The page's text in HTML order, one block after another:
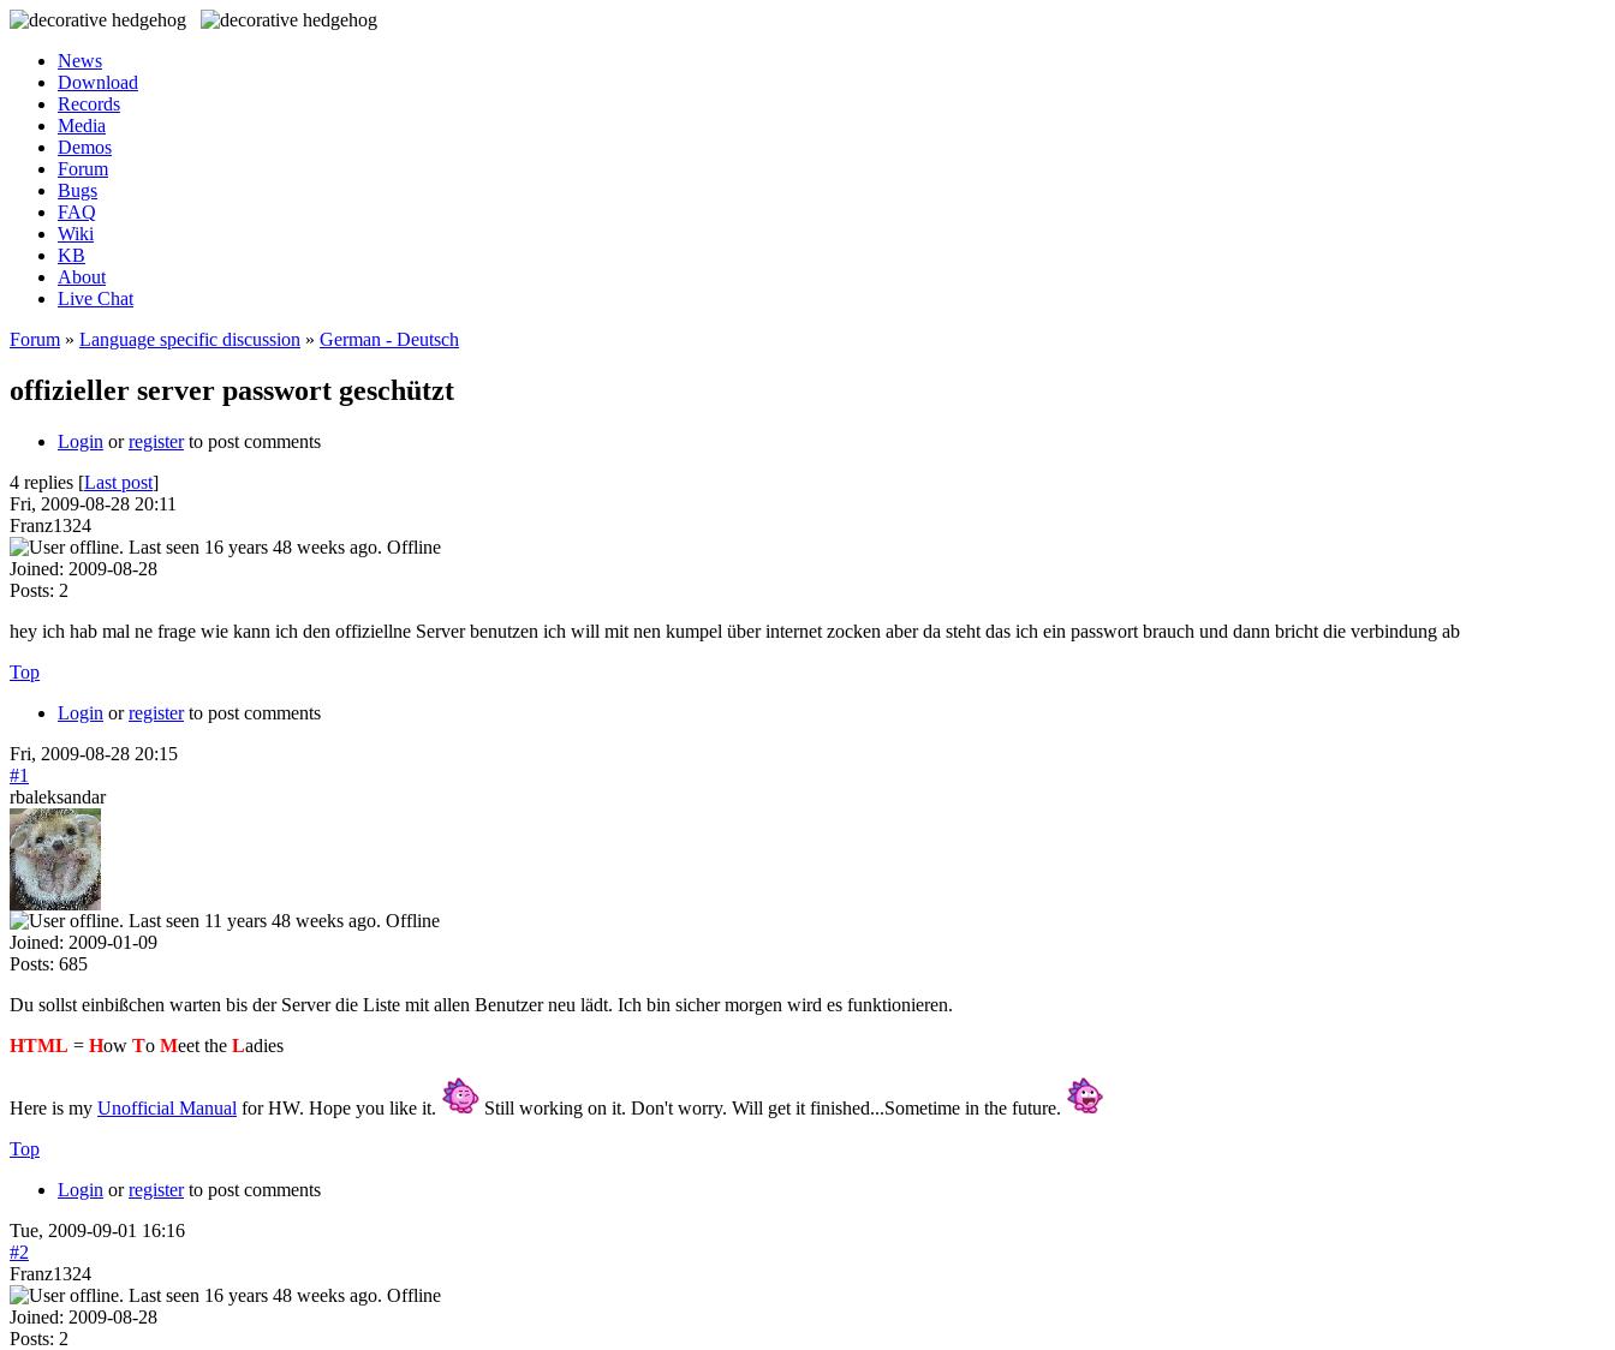
News
Download
Records
Media
Demos
Forum
Bugs
FAQ
Wiki
KB
About
Live Chat
Forum » Language specific discussion » German - Deutsch
offizieller server passwort geschützt
Login orregisterto post comments
4 replies [Last post]
Fri, 2009-08-28 20:11
Franz1324
Offline
Joined: 2009-08-28
Posts: 2
hey ich hab mal ne frage wie kann ich den offiziellne Server benutzen ich will mit nen kumpel über internet zocken aber da steht das ich ein passwort brauch und dann bricht die verbindung ab
Top
Login orregisterto post comments
Fri, 2009-08-28 20:15
#1
rbaleksandar
Offline
Joined: 2009-01-09
Posts: 685
Du sollst einbißchen warten bis der Server die Liste mit allen Benutzer neu lädt. Ich bin sicher morgen wird es funktionieren.
HTML = How To Meet the Ladies
Here is my Unofficial Manual for HW. Hope you like it.
Still working on it. Don't worry. Will get it finished...Sometime in the future.
Top
Login orregisterto post comments
Tue, 2009-09-01 16:16
#2
Franz1324
Offline
Joined: 2009-08-28
Posts: 2